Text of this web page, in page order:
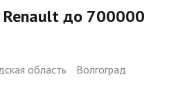
до 700000
область
Волгоград